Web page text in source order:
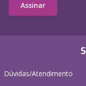
Dúvidas/Atendimento
Assinar